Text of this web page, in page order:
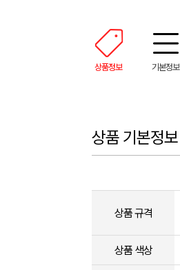
상품정보 기본정보
상품 기본정보
상품 규격
상품 색상